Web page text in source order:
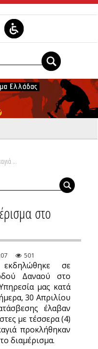
Πυρκαγιά σε διαμέρισμα στο Άργος
στο
501
σε
Δαναού στο
μας κατά
30 Απριλίου
έλαβαν
με τέσσερα (4)
προκλήθηκαν
διαμέρισμα.